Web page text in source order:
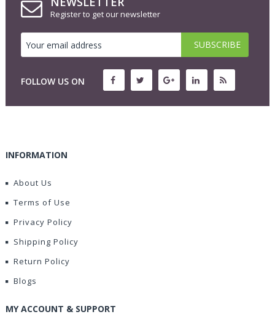
Register to get our newsletter
FOLLOW US ON
INFORMATION
About Us
Terms of Use
Privacy Policy
Shipping Policy
Return Policy
Blogs
MY ACCOUNT & SUPPORT